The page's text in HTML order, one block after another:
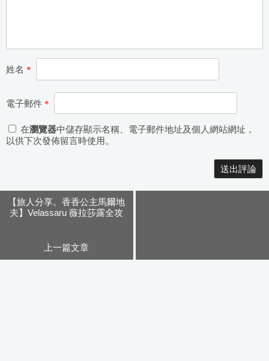
姓名 *
電子郵件 *
在瀏覽器中儲存顯示名稱、電子郵件地址及個人網站網址，
以供下次發佈留言時使用。
【旅人分享。香香公主馬爾地
夫】Velassaru 薇拉莎露全攻
上一篇文章